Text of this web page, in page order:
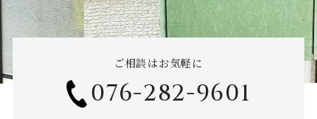
ご相談はお気軽に
076-282-9601